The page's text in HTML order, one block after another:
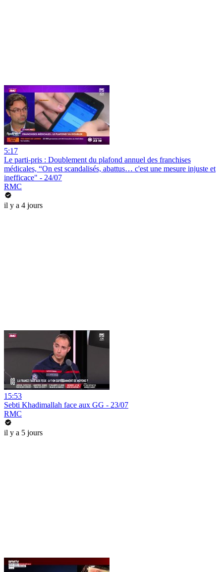
5:17
Le parti-pris : Doublement du plafond annuel des franchises
médicales, “On est scandalisés, abattus… c'est une mesure injuste et
inefficace" - 24/07
RMC
il y a 4 jours
15:53
Sebti Khadimallah face aux GG - 23/07
RMC
il y a 5 jours